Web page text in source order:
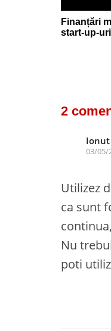
Finanțări
start-up-
2
Ionut
03/05/
Utilizez
ca sunt
Nu
poti